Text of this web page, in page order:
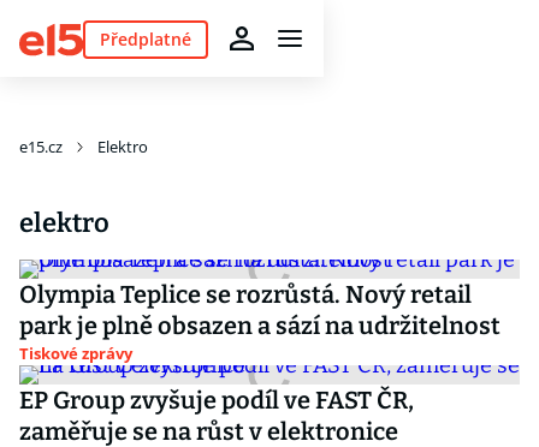
Předplatné
e15.cz Elektro
elektro
Olympia Teplice se rozrůstá. Nový retail
park je plně obsazen a sází na udržitelnost
Tiskové zprávy
EP Group zvyšuje podíl ve FAST ČR,
zaměřuje se na růst v elektronice